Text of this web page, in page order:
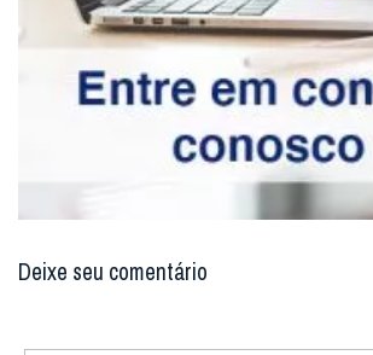
Deixe seu comentário